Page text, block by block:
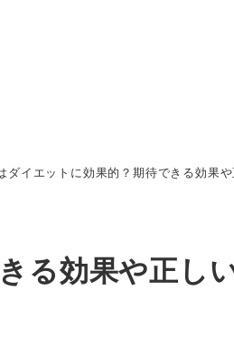
ダイエットに効果的？期待できる効果
る効果や正し